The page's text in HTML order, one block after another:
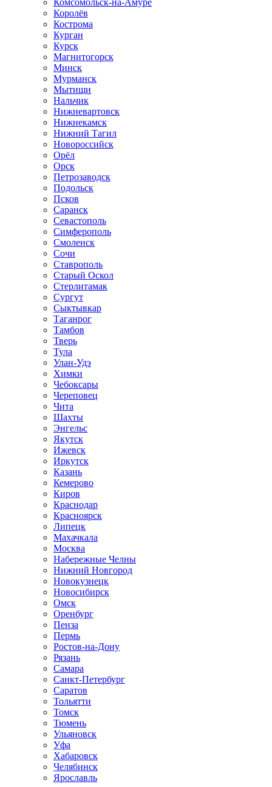
Комсомольск-на-Амуре
Королёв
Кострома
Курган
Курск
Магнитогорск
Минск
Мурманск
Мытищи
Нальчик
Нижневартовск
Нижнекамск
Нижний Тагил
Новороссийск
Орёл
Орск
Петрозаводск
Подольск
Псков
Саранск
Севастополь
Симферополь
Смоленск
Сочи
Ставрополь
Старый Оскол
Стерлитамак
Сургут
Сыктывкар
Таганрог
Тамбов
Тверь
Тула
Улан-Удэ
Химки
Чебоксары
Череповец
Чита
Шахты
Энгельс
Якутск
Ижевск
Иркутск
Казань
Кемерово
Киров
Краснодар
Красноярск
Липецк
Махачкала
Москва
Набережные Челны
Нижний Новгород
Новокузнецк
Новосибирск
Омск
Оренбург
Пенза
Пермь
Ростов-на-Дону
Рязань
Самара
Санкт-Петербург
Саратов
Тольятти
Томск
Тюмень
Ульяновск
Уфа
Хабаровск
Челябинск
Ярославль